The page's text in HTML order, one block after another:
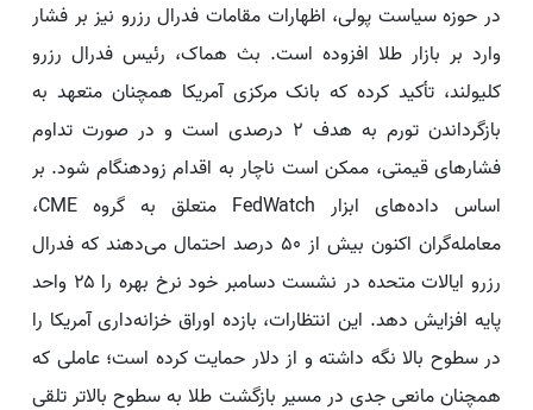
در حوزه سیاست پولی، اظهارات مقامات فدرال رزرو نیز بر فشار
وارد بر بازار طلا افزوده است. بث هماک، رئیس فدرال رزرو
کلیولند، تأکید کرده که بانک مرکزی آمریکا همچنان متعهد به
بازگرداندن تورم به هدف ۲ درصدی است و در صورت تداوم
فشارهای قیمتی، ممکن است ناچار به اقدام زودهنگام شود. بر
اساس داده‌های ابزار FedWatch متعلق به گروه CME،
معامله‌گران اکنون بیش از ۵۰ درصد احتمال می‌دهند که فدرال
رزرو ایالات متحده در نشست دسامبر خود نرخ بهره را ۲۵ واحد
پایه افزایش دهد. این انتظارات، بازده اوراق خزانه‌داری آمریکا را
در سطوح بالا نگه داشته و از دلار حمایت کرده است؛ عاملی که
همچنان مانعی جدی در مسیر بازگشت طلا به سطوح بالاتر تلقی